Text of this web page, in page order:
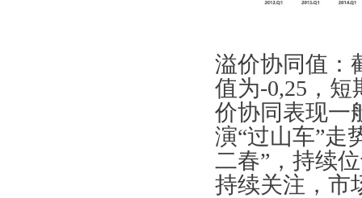
溢价协同值：
值为-0,25，
价协同表现一
演“过山车”走
二春”，持续
持续关注，市